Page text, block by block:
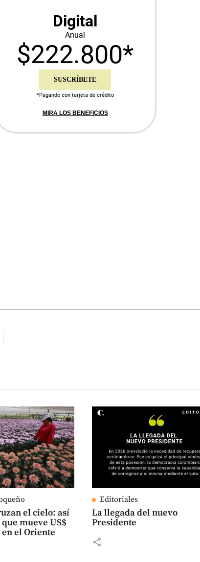
Digital
Anual
$222.800*
SUSCRÍBETE
*Pagando con tarjeta de crédito
MIRA LOS BENEFICIOS
el cielo: así
mueve US$
el Oriente
Editoriales
La llegada del nuevo
Presidente
share